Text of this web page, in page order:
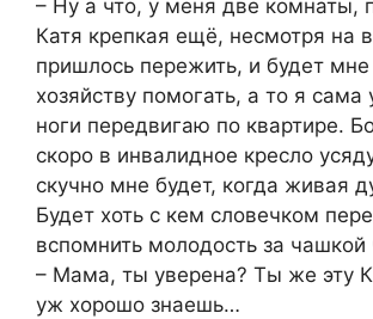
– Ну а что, у меня две комнаты,
Катя крепкая ещё, несмотря на
пришлось пережить, и будет
хозяйству помогать, а то я сама
ноги передвигаю по квартире.
скоро в инвалидное кресло
скучно мне будет, когда живая
Будет хоть с кем словечком
вспомнить молодость за чашкой
– Мама, ты уверена? Ты же эту
уж хорошо знаешь…